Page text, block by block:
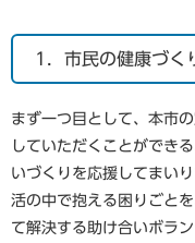
1．市民の健康づく
まず一つ目として、本市
していただくことができ
いづくりを応援してまい
活の中で抱える困りごと
て解決する助け合いボラ